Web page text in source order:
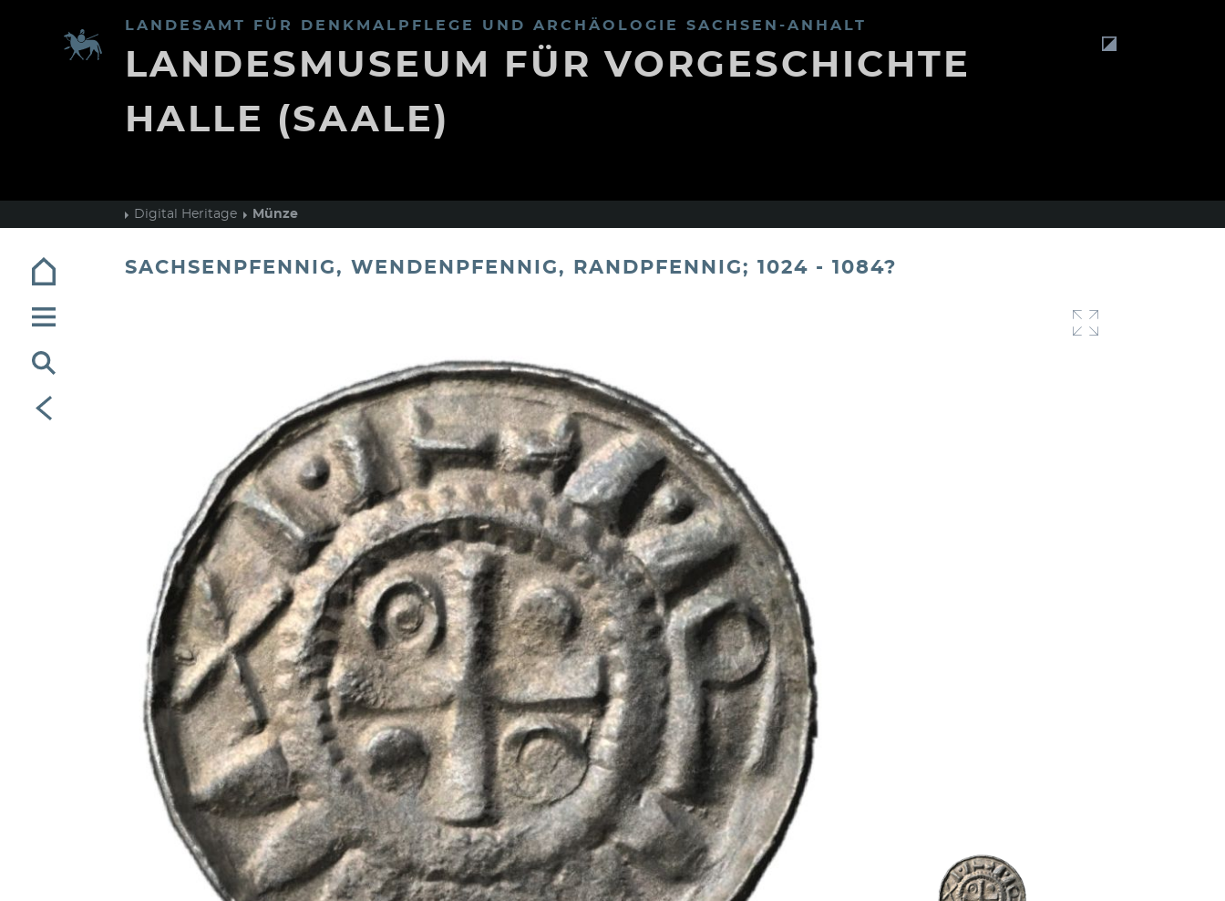
LANDESAMT FÜR DENKMALPFLEGE UND ARCHÄOLOGIE SACHSEN-ANHALT
LANDESMUSEUM FÜR VORGESCHICHTE
HALLE (SAALE)
Digital Heritage Münze
SACHSENPFENNIG, WENDENPFENNIG, RANDPFENNIG; 1024 - 1084?